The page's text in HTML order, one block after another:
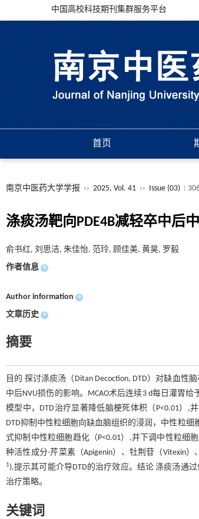
中国高校科技期刊集群服务平台
首页
南京中医药大学学报 ›› 2025, Vol. 41 ›› Issue (03) :
涤痰汤靶向PDE4B减轻卒中后
俞书红, 刘思洁, 朱佳怡, 范玲, 顾佳美, 黄昊, 罗毅
作者信息 +
Author information +
文章历史 +
摘要
目的 探讨涤痰汤（Ditan Decoction, DTD）对缺血
中后NVU损伤的影响。MCAO术后连续3 d每日灌胃
模型中，DTD治疗显著降低脑梗死体积（P<0.01）,
DTD抑制中性粒细胞向缺血脑组织的浸润，中性粒细
式抑制中性粒细胞趋化（P<0.01）,并下调中性粒细
种活性成分-芹菜素（Apigenin）、牡荆苷（Vitexin）
1),提示其可能介导DTD的治疗效应。结论 涤痰汤通
治疗策略。
关键词